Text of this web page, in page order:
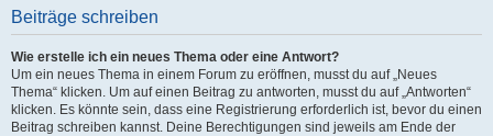
Beiträge schreiben
Wie erstelle ich ein neues Thema oder eine Antwort?
Um ein neues Thema in einem Forum zu eröffnen, musst du auf „Neues
Thema“ klicken. Um auf einen Beitrag zu antworten, musst du auf „Antworten“
klicken. Es könnte sein, dass eine Registrierung erforderlich ist, bevor du einen
Beitrag schreiben kannst. Deine Berechtigungen sind jeweils am Ende der